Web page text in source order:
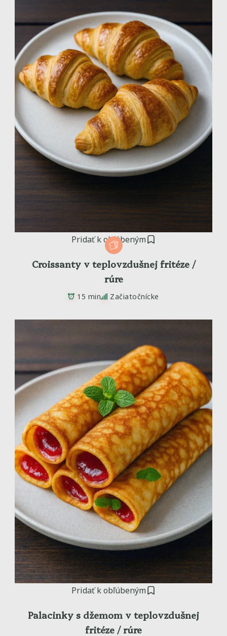
Pridať k obľúbeným
Croissanty v teplovzdušnej fritéze /
rúre
15 min Začiatočnícke
Pridať k obľúbeným
Palacinky s džemom v teplovzdušnej
fritéze / rúre